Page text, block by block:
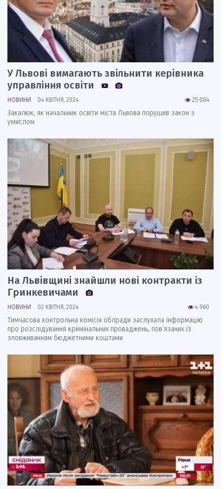
У Львові вимагають звільнити керівника
управління освіти
25 004
НОВИНИ 04 КВІТНЯ, 2024
Закалюк, як начальник освіти міста Львова порушив закон з
умислом
На Львівщині знайшли нові контракти із
Гринкевичами
4 960
НОВИНИ 02 КВІТНЯ, 2024
Тимчасова контрольна комісія облради заслухала інформацію
про розслідування кримінальних проваджень, пов’язаних із
зловживанням бюджетними коштами